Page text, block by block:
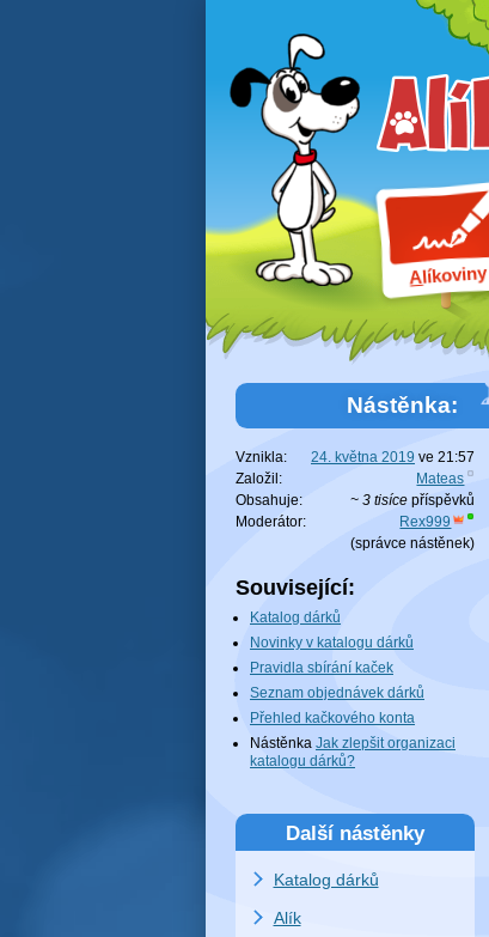
Alíkoviny
Nástěnka:
Vznikla: 24. května 2019 ve 21:57
Založil:
Mateas
Obsahuje:
~ 3 tisíce příspěvků
Moderátor:
Rex999
(správce nástěnek)
Související:
Katalog dárků
Novinky v katalogu dárků
Pravidla sbírání kaček
Seznam objednávek dárků
Přehled kačkového konta
Nástěnka Jak zlepšit organizaci
katalogu dárků?
Další nástěnky
Katalog dárků
Alík